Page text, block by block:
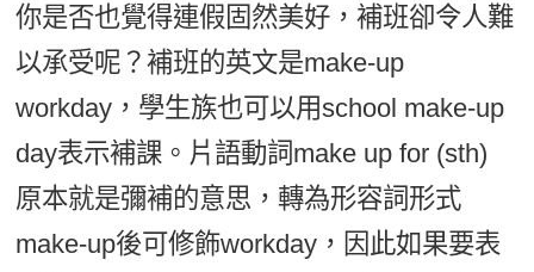
你是否也覺得連假固然美好，補班卻令人難
以承受呢？補班的英文是make-up
workday，學生族也可以用school make-up
day表示補課。片語動詞make up for (sth)
原本就是彌補的意思，轉為形容詞形式
make-up後可修飾workday，因此如果要表